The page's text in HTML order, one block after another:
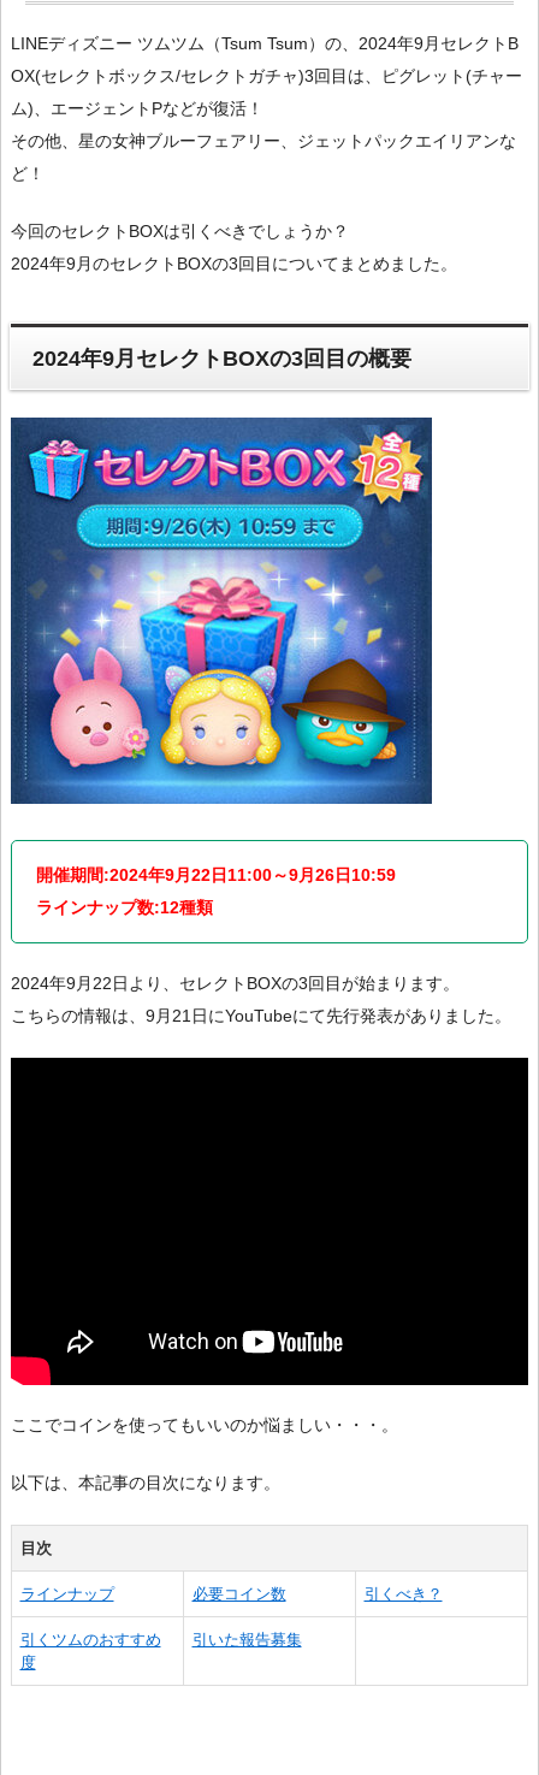
LINEディズニー ツムツム（Tsum Tsum）の、2024年9月セレクトB
OX(セレクトボックス/セレクトガチャ)3回目は、ピグレット(チャー
ム)、エージェントPなどが復活！
その他、星の女神ブルーフェアリー、ジェットパックエイリアンな
ど！
今回のセレクトBOXは引くべきでしょうか？
2024年9月のセレクトBOXの3回目についてまとめました。
2024年9月セレクトBOXの3回目の概要
開催期間:2024年9月22日11:00～9月26日10:59
ラインナップ数:12種類
2024年9月22日より、セレクトBOXの3回目が始まります。
こちらの情報は、9月21日にYouTubeにて先行発表がありました。
ここでコインを使ってもいいのか悩ましい・・・。
以下は、本記事の目次になります。
目次
ラインナップ 必要コイン数 引くべき？
引くツムのおすすめ
度
引いた報告募集